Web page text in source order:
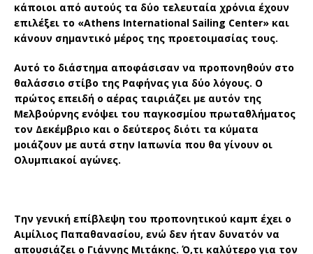
κάποιοι από αυτούς τα δύο τελευταία χρόνια έχουν
επιλέξει το «Athens International Sailing Center» και
κάνουν σημαντικό μέρος της προετοιμασίας τους.
Αυτό το διάστημα αποφάσισαν να προπονηθούν στο
θαλάσσιο στίβο της Ραφήνας για δύο λόγους. Ο
πρώτος επειδή ο αέρας ταιριάζει με αυτόν της
Μελβούρνης ενόψει του παγκοσμίου πρωταθλήματος
τον Δεκέμβριο και ο δεύτερος διότι τα κύματα
μοιάζουν με αυτά στην Ιαπωνία που θα γίνουν οι
Ολυμπιακοί αγώνες.
Την γενική επίβλεψη του προπονητικού καμπ έχει ο
Αιμίλιος Παπαθανασίου, ενώ δεν ήταν δυνατόν να
απουσιάζει ο Γιάννης Μιτάκης. Ό,τι καλύτερο για τον